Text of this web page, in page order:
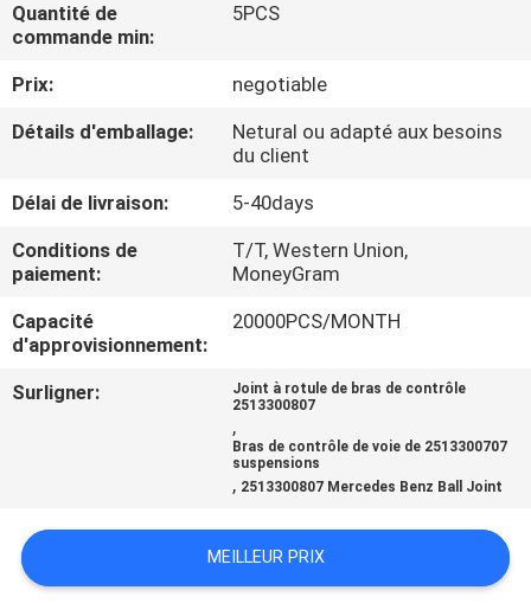
VISITE
DE
L'USINE
DE
QUALITÉ
NOUS
CONTACTER
UN DEVIS
Quantité de
commande min:
5PCS
Prix:
negotiable
Détails d'emballage:
Netural ou adapté aux besoins
du client
Délai de livraison:
5-40days
Conditions de
paiement:
T/T, Western Union,
MoneyGram
Capacité
d'approvisionnement:
20000PCS/MONTH
Surligner:
Joint à rotule de bras de contrôle
2513300807
,
Bras de contrôle de voie de 2513300707
suspensions
, 2513300807 Mercedes Benz Ball Joint
MEILLEUR PRIX